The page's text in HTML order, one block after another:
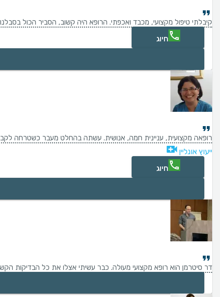
קיבלתי טיפול מקצועי, מכבד ואכפתי. הרופא היה קשוב, הסביר הכול
חיוג
רופאה מקצועית, עניינית חמה, אנושית. עשתה בהחלט מעבר כשטרחה
ייעוץ אונליין
חיוג
דר סיטרמן הוא רופא מקצועי מעולה. כבר עשיתי אצלו את כל הבדיקות